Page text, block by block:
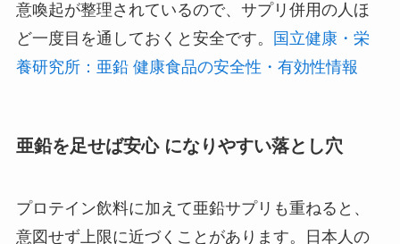
意喚起が整理されているので、サプリ併用の人ほ
ど一度目を通しておくと安全です。
国立健康・栄
養研究所：亜鉛 健康食品の安全性・有効性情報
亜鉛を足せば安心 になりやすい落とし穴
プロテイン飲料に加えて亜鉛サプリも重ねると、
意図せず上限に近づくことがあります。日本人の